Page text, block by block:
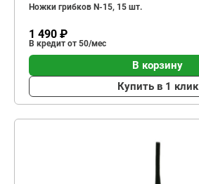
Ножки грибков N-15, 15 шт.
1 490 ₽
В кредит от 50/мес
В корзину
Купить в 1 клик